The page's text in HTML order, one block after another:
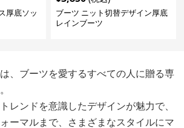
厚底ソッ
ブーツ ニット切替デザイン厚底
レインブーツ
、ブーツを愛するすべての人に贈る専
レンドを意識したデザインが魅力で、
ーマルまで、さまざまなスタイルにマ